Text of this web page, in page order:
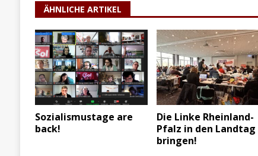
ÄHNLICHE ARTIKEL
Sozialismustage are
back!
Die Linke Rheinland-
Pfalz in den Landtag
bringen!